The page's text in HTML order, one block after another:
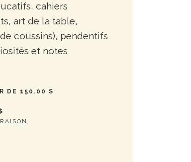
cahiers
art de la table,
coussins), pendentifs
et notes
DE 150.00 $